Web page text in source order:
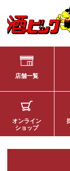
店舗一覧
オンライン
ショップ